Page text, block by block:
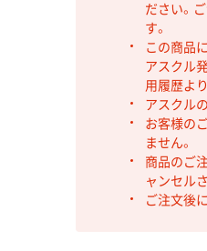
ださい。
す。
この商品
アスクル
用履歴よ
アスクル
お客様の
ません。
商品のご
ャンセル
ご注文後